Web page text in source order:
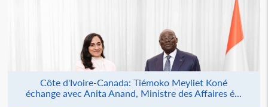
Côte d'Ivoire-Canada: Tiémoko Meyliet Koné
échange avec Anita Anand, Ministre des Affaires é...